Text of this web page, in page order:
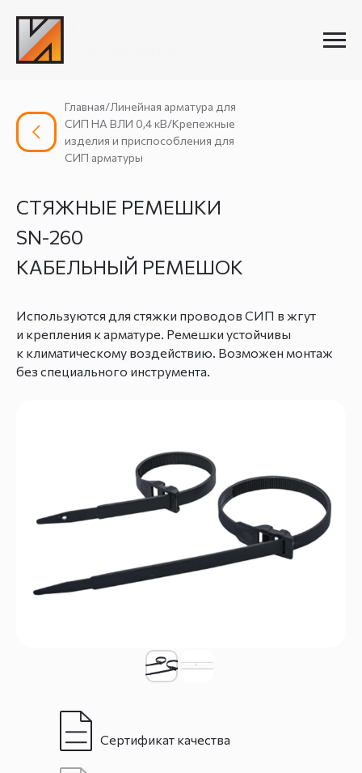
СТЯЖНЫЕ РЕМЕШКИ
SN-260
КАБЕЛЬНЫЙ РЕМЕШОК
Главная/Линейная арматура для
СИП НА ВЛИ 0,4 кВ/Крепежные
изделия и приспособления для
СИП арматуры
Используются для стяжки проводов СИП в жгут
и крепления к арматуре. Ремешки устойчивы
к климатическому воздействию. Возможен монтаж
без специального инструмента.
Сертификат качества